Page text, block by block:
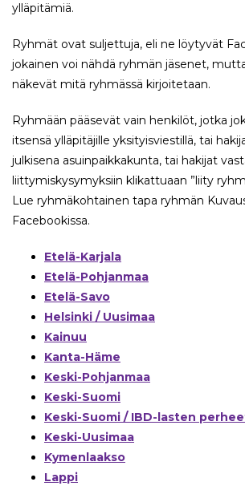
ylläpitämiä.
Ryhmät ovat suljettuja, eli ne löytyvät
jokainen voi nähdä ryhmän jäsenet,
näkevät mitä ryhmässä kirjoitetaan.
Ryhmään pääsevät vain henkilöt, jotka
itsensä ylläpitäjille yksityisviestillä, tai
julkisena asuinpaikkakunta, tai hakijat
liittymiskysymyksiin klikattuaan ”liity
Lue ryhmäkohtainen tapa ryhmän
Facebookissa.
Etelä-Karjala
Etelä-Pohjanmaa
Etelä-Savo
Helsinki / Uusimaa
Kainuu
Kanta-Häme
Keski-Pohjanmaa
Keski-Suomi
Keski-Suomi / IBD-lasten
Keski-Uusimaa
Kymenlaakso
Lappi